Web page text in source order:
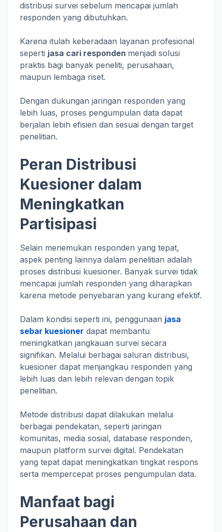
distribusi survei sebelum mencapai jumlah
responden yang dibutuhkan.
Karena itulah keberadaan layanan profesional
seperti jasa cari responden menjadi solusi
praktis bagi banyak peneliti, perusahaan,
maupun lembaga riset.
Dengan dukungan jaringan responden yang
lebih luas, proses pengumpulan data dapat
berjalan lebih efisien dan sesuai dengan target
penelitian.
Peran Distribusi
Kuesioner dalam
Meningkatkan
Partisipasi
Selain menemukan responden yang tepat,
aspek penting lainnya dalam penelitian adalah
proses distribusi kuesioner. Banyak survei tidak
mencapai jumlah responden yang diharapkan
karena metode penyebaran yang kurang efektif.
Dalam kondisi seperti ini, penggunaan jasa
sebar kuesioner dapat membantu
meningkatkan jangkauan survei secara
signifikan. Melalui berbagai saluran distribusi,
kuesioner dapat menjangkau responden yang
lebih luas dan lebih relevan dengan topik
penelitian.
Metode distribusi dapat dilakukan melalui
berbagai pendekatan, seperti jaringan
komunitas, media sosial, database responden,
maupun platform survei digital. Pendekatan
yang tepat dapat meningkatkan tingkat respons
serta mempercepat proses pengumpulan data.
Manfaat bagi
Perusahaan dan